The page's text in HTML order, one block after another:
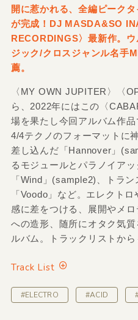
開に惹かれる、全編ピーク
が完成！DJ MASDA&SO
RECORDINGS〉最新作。
ジック/クロスジャンル名手
薦。
〈MY OWN JUPITER〉〈
ら、2022年にはこの〈
場を果たし今回アルバム作
4/4テクノのフォーマットに
差し込んだ「Hannover」
るモジュールとパラノイア
「Wind」(sample2)、トラ
「Voodo」など。エレクト
感に差をつける、展開やメ
への造形、随所にオタク気
ルバム。トラックリストか
Track List
#ELECTRO #ACID